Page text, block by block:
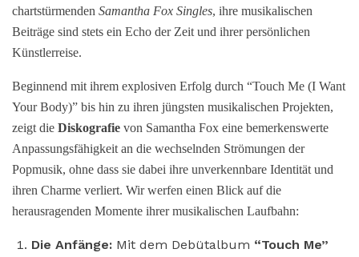
chartstürmenden Samantha Fox Singles, ihre musikalischen
Beiträge sind stets ein Echo der Zeit und ihrer persönlichen
Künstlerreise.
Beginnend mit ihrem explosiven Erfolg durch “Touch Me (I Want
Your Body)” bis hin zu ihren jüngsten musikalischen Projekten,
zeigt die Diskografie von Samantha Fox eine bemerkenswerte
Anpassungsfähigkeit an die wechselnden Strömungen der
Popmusik, ohne dass sie dabei ihre unverkennbare Identität und
ihren Charme verliert. Wir werfen einen Blick auf die
herausragenden Momente ihrer musikalischen Laufbahn:
Die Anfänge: Mit dem Debütalbum “Touch Me”